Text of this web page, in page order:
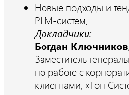
Новые подходы и
PLM-систем.
Докладчики:
Богдан
Заместитель
по работе с
клиентами, «Топ